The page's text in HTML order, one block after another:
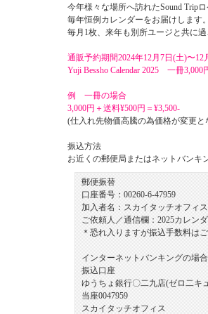
今年様々な場所へ訪れたSound Trip
毎年恒例カレンダーをお届けします。
毎月1枚、来年も別所ユージと共に過
通販予約期間2024年12月7日(土)〜12
Yuji Bessho Calendar 2025 一冊3,000
例 一冊の場合
3,000円＋送料¥500円＝¥3,500-
(仕入れ先物価高騰の為価格が変更と
振込方法
お近くの郵便局またはネットバンキ
郵便振替
口座番号：00260-6-47959
加入者名：スカイタッチオフィス
ご依頼人／通信欄：2025カレン
＊恐れ入りますが振込手数料は
インターネットバンキングの場合
振込口座
ゆうちょ銀行〇二九店(ゼロ二キ
当座0047959
スカイタッチオフィス